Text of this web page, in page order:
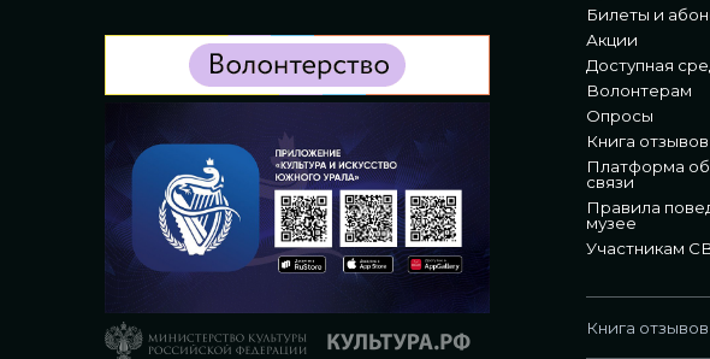
Билеты и
Акции
Доступная
Волонтерам
Опросы
Книга отзывов
Платформа
связи
Правила
музее
Участникам
Книга отзывов